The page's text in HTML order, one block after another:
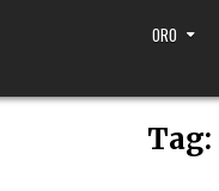
ORO
Tag: